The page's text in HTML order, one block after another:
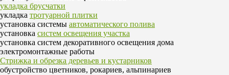
укладка брусчатки
укладка тротуарной плитки
установка системы автоматического полива
установка систем освещения участка
установка систем декоративного освещения дома
электромонтажные работы
Стрижка и обрезка деревьев и кустарников
обустройство цветников, рокариев, альпинариев